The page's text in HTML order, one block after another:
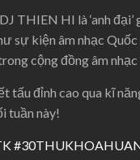
THIEN HI là ‘anh
sự kiện âm nhạc
cộng đồng âm
tấu đỉnh cao qua kĩ
tuần này!